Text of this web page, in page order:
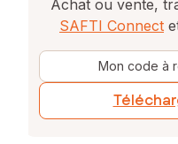
Achat ou vente,
SAFTI Connect
Mon code à